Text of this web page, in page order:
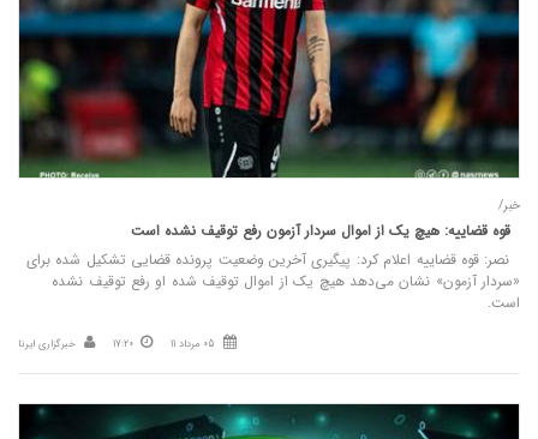
خبر/
قوه قضاییه: هیچ یک از اموال سردار آزمون رفع توقیف نشده است
نصر: قوه قضاییه اعلام کرد: پیگیری آخرین وضعیت پرونده قضایی تشکیل شده برای
«سردار آزمون» نشان می‌دهد هیچ یک از اموال توقیف شده او رفع توقیف نشده
است.
05 مرداد 11 17:20 خبرگزاری ایرنا